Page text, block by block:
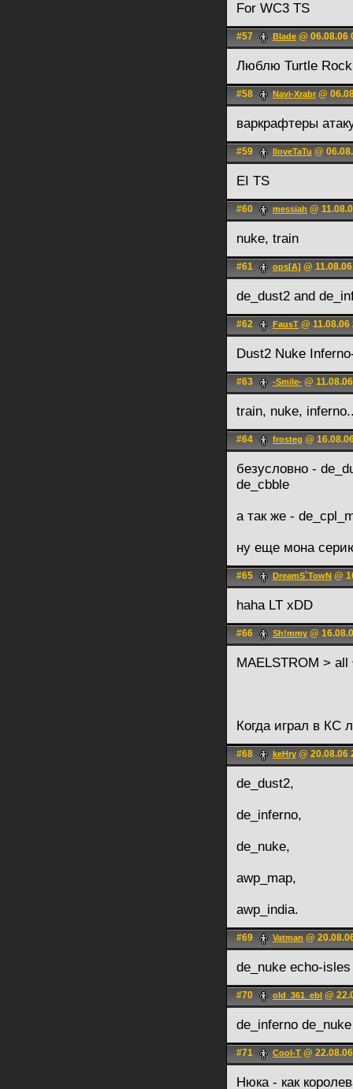
For WC3 TS
#57 Blade @ 06.08.06
Люблю Turtle
#58 Navi-Xrabr @
варкрафтеры
#59 IloveTaTu @
EI TS
#60 messiah @
nuke, train
#61 ops[A] @
de_dust2 and
#62 FausT @ 11.08.06
Dust2 Nuke
#63 -Smile- @
train, nuke,
#64 frosteg @
безусловно -
de_cbble
а так же -
ну еще мона
#65 DreamS`TowN @
haha LT xDD
#66 Sh!mmy @
MAELSTROM > all
Когда играл в КС
#68 keHry @ 20.08.06
de_dust2,
de_inferno,
de_nuke,
awp_map,
awp_india.
#69 Vatman @
de_nuke echo-
#70 old_361_ebl @
de_inferno de_nuke
#71 Cool-T @
Нюка - как